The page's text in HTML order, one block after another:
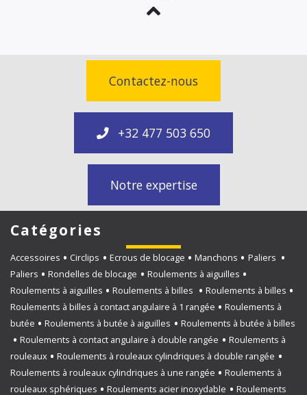
Contactez-nous
+32 477 503 650
Notre expertise
Catégories
Accessoires Circlips Ecrous de blocage Manchons
Paliers
Paliers
Rondelles de blocage
Roulements à aiguilles
Roulements à aiguilles
Roulements à billes
Roulements à billes
Roulements à billes à contact angulaire à 1 rangée
Roulements à
butée
Roulements à butée à aiguilles
Roulements à butée à billes
Roulements à contact angulaire à double rangée
Roulements à
rouleaux
Roulements à rouleaux cylindriques à double rangée
Roulements à rouleaux cylindriques à une rangée
Roulements à
rouleaux sphériques
Roulements acier inoxydable Roulements